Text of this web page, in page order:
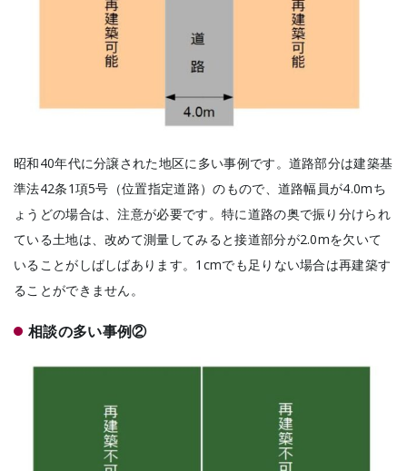
昭和40年代に分譲された地区に多い事例です。道路部分は建築基
準法42条1項5号（位置指定道路）のもので、道路幅員が4.0mち
ょうどの場合は、注意が必要です。特に道路の奥で振り分けられ
ている土地は、改めて測量してみると接道部分が2.0mを欠いて
いることがしばしばあります。1cmでも足りない場合は再建築す
ることができません。
相談の多い事例②